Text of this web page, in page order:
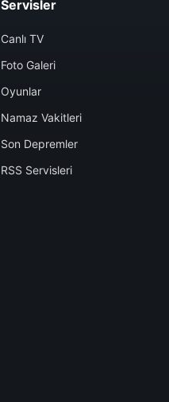
Servisler
Canlı TV
Foto Galeri
Oyunlar
Namaz Vakitleri
Son Depremler
RSS Servisleri